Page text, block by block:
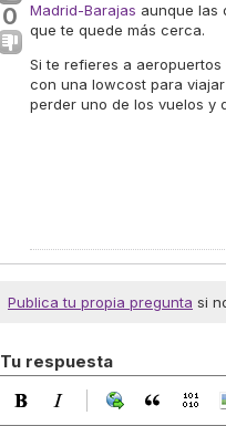
0
Madrid-Barajas aunque las
que te quede más cerca.
Si te refieres a
con una lowcost para
perder uno de los vuelos y
Publica tu propia pregunta si
Tu respuesta